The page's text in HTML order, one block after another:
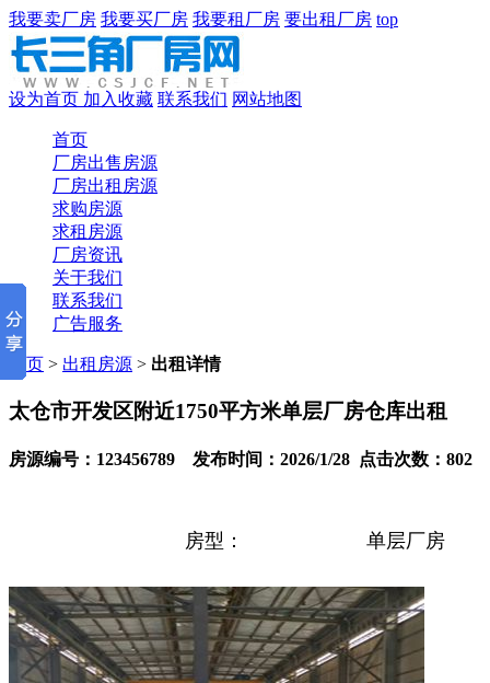
我要卖厂房 我要买厂房 我要租厂房 要出租厂房 top
设为首页 加入收藏 联系我们 网站地图
首页
厂房出售房源
厂房出租房源
求购房源
求租房源
厂房资讯
关于我们
联系我们
广告服务
首页 > 出租房源 > 出租详情
太仓市开发区附近1750平方米单层厂房仓库出租
房源编号：123456789 发布时间：2026/1/28 点击次数：802
房型： 单层厂房